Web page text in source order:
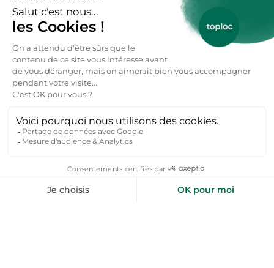
Peut-on louer une location vacances à
Charleville-Mézières en toute saison ?
Oui ! Charleville-Mézières se visite toute l'année et offre
des activités variées selon les saisons :
Printemps :balades le long de la Meuse, visite des parcs
et jardins en fleurs, découverte des musées locaux.
Théâtres de Marionnettes), baignade dans les plans d'eau,
randonnées en forêt ardennaise.
observation des couleurs automnales en
charcuteries), visites des châteaux environnants.
ambiance chaleureuse des marchés de Noël,